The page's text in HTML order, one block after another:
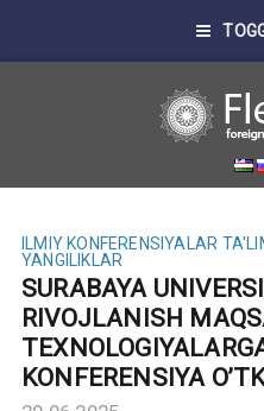
ILMIY KONFERENSIYALAR
YANGILIKLAR
SURABAYA
RIVOJLANISH
KONFERENSIYA